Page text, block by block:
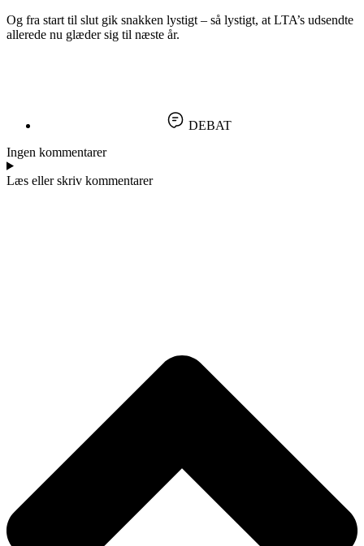
Og fra start til slut gik snakken lystigt – så lystigt, at LTA’s udsendte
allerede nu glæder sig til næste år.
DEBAT
Ingen kommentarer
Læs eller skriv kommentarer